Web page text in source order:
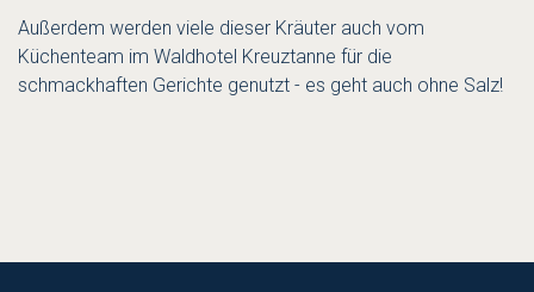
Außerdem werden viele dieser Kräuter auch vom
Küchenteam im Waldhotel Kreuztanne für die
schmackhaften Gerichte genutzt - es geht auch ohne Salz!